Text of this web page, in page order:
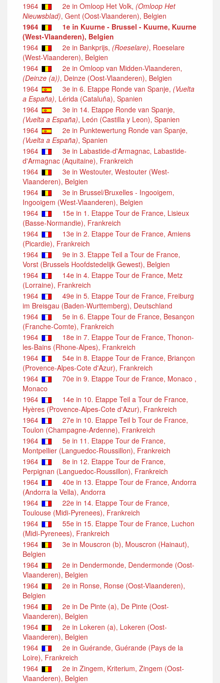
1964 2e in Omloop Het Volk, (Omloop Het
Nieuwsblad), Gent (Oost-Vlaanderen), Belgien
1964
1e in Kuurne - Brussel - Kuurne, Kuurne
(West-Vlaanderen), Belgien
1964
2e in Bankprijs, (Roeselare), Roeselare
(West-Vlaanderen), Belgien
1964
2e in Omloop van Midden-Vlaanderen,
(Deinze (a)), Deinze (Oost-Vlaanderen), Belgien
1964
3e in 6. Etappe Ronde van Spanje, (Vuelta
a España), Lérida (Cataluña), Spanien
1964
3e in 14. Etappe Ronde van Spanje,
(Vuelta a España), León (Castilla y Leon), Spanien
1964
2e in Punktewertung Ronde van Spanje,
(Vuelta a España), Spanien
1964
3e in Labastide-d'Armagnac, Labastide-
d'Armagnac (Aquitaine), Frankreich
1964
3e in Westouter, Westouter (West-
Vlaanderen), Belgien
1964
3e in Brussel/Bruxelles - Ingooigem,
Ingooigem (West-Vlaanderen), Belgien
1964
15e in 1. Etappe Tour de France, Lisieux
(Basse-Normandie), Frankreich
1964
13e in 2. Etappe Tour de France, Amiens
(Picardie), Frankreich
1964
9e in 3. Etappe Teil a Tour de France,
Vorst (Brussels Hoofdstedelijk Gewest), Belgien
1964
14e in 4. Etappe Tour de France, Metz
(Lorraine), Frankreich
1964
49e in 5. Etappe Tour de France, Freiburg
im Breisgau (Baden-Wurttemberg), Deutschland
1964
5e in 6. Etappe Tour de France, Besançon
(Franche-Comte), Frankreich
1964
18e in 7. Etappe Tour de France, Thonon-
les-Bains (Rhone-Alpes), Frankreich
1964
54e in 8. Etappe Tour de France, Briançon
(Provence-Alpes-Cote d'Azur), Frankreich
1964
70e in 9. Etappe Tour de France, Monaco ,
Monaco
1964
14e in 10. Etappe Teil a Tour de France,
Hyères (Provence-Alpes-Cote d'Azur), Frankreich
1964
27e in 10. Etappe Teil b Tour de France,
Toulon (Champagne-Ardenne), Frankreich
1964
5e in 11. Etappe Tour de France,
Montpellier (Languedoc-Roussillon), Frankreich
1964
8e in 12. Etappe Tour de France,
Perpignan (Languedoc-Roussillon), Frankreich
1964
40e in 13. Etappe Tour de France, Andorra
(Andorra la Vella), Andorra
1964
22e in 14. Etappe Tour de France,
Toulouse (Midi-Pyrenees), Frankreich
1964
55e in 15. Etappe Tour de France, Luchon
(Midi-Pyrenees), Frankreich
1964
3e in Mouscron (b), Mouscron (Hainaut),
Belgien
1964
2e in Dendermonde, Dendermonde (Oost-
Vlaanderen), Belgien
1964
2e in Ronse, Ronse (Oost-Vlaanderen),
Belgien
1964
2e in De Pinte (a), De Pinte (Oost-
Vlaanderen), Belgien
1964
2e in Lokeren (a), Lokeren (Oost-
Vlaanderen), Belgien
1964
2e in Guérande, Guérande (Pays de la
Loire), Frankreich
1964
2e in Zingem, Kriterium, Zingem (Oost-
Vlaanderen), Belgien